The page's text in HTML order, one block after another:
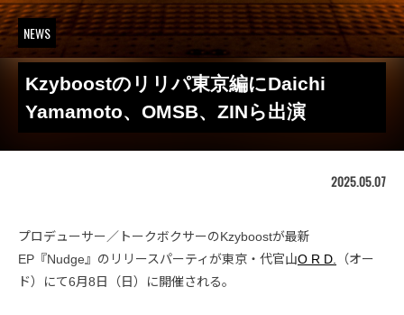
NEWS
Kzyboostのリリパ東京編にDaichi
Yamamoto、OMSB、ZINら出演
2025.05.07
プロデューサー／トークボクサーのKzyboostが最新
EP『Nudge』のリリースパーティが東京・代官山O R D.
（オー
ド）にて6月8日（日）に開催される。